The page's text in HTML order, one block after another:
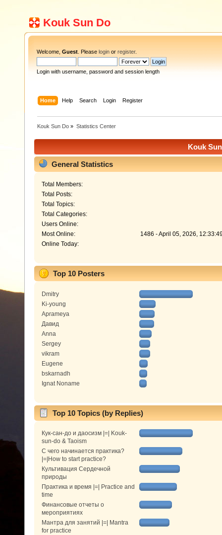
Kouk Sun Do
Welcome, Guest . Please login or register.
Login with username, password and session length
Home Help Search Login Register
Kouk Sun Do » Statistics Center
Kouk
General Statistics
Total Members:
Total Posts:
Total Topics:
Total Categories:
Users Online:
Most Online:
1486 - April 05, 2026,
Online Today:
Top 10 Posters
Dmitry
Ki-young
Aprameya
Давид
Anna
Sergey
vikram
Eugene
bskarnadh
Ignat Noname
Top 10 Topics (by Replies)
Кук-сан-до и даосизм |=| Kouk-
sun-do & Taoism
С чего начинается практика?
|=|How to start practice?
Культивация Сердечной
природы
Практика и время |=| Practice and
time
Финансовые отчеты о
мероприятиях
Мантра для занятий |=| Mantra
for practice